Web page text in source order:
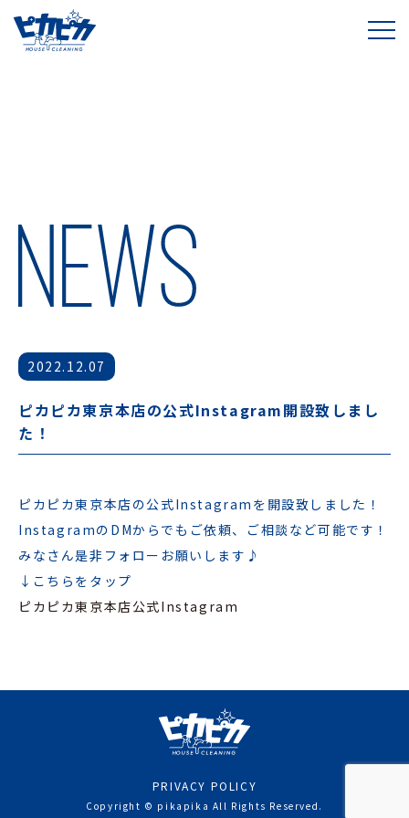
2022.12.07
ピカピカ東京本店の公式Instagram開設致しまし
た！
ピカピカ東京本店の公式Instagramを開設致しました！
InstagramのDMからでもご依頼、ご相談など可能です！
みなさん是非フォローお願いします♪
↓こちらをタップ
ピカピカ東京本店公式Instagram
PRIVACY POLICY
Copyright © pikapika All Rights Reserved.